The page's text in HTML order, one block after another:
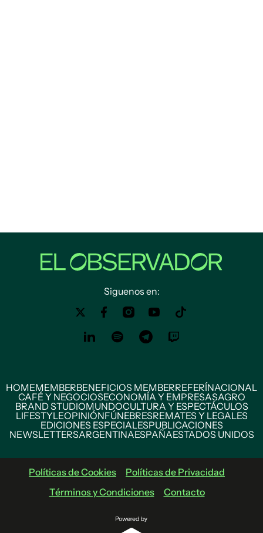
Siguenos en:
HOMEMEMBERBENEFICIOS MEMBERREFERÍNACIONAL
CAFÉ Y NEGOCIOSECONOMÍA Y EMPRESASAGRO
BRAND STUDIOMUNDOCULTURA Y ESPECTÁCULOS
LIFESTYLEOPINIÓNFÚNEBRESREMATES Y LEGALES
EDICIONES ESPECIALESPUBLICACIONES
NEWSLETTERSARGENTINAESPAÑAESTADOS UNIDOS
Políticas de Cookies
Políticas de Privacidad
Términos y Condiciones
Contacto